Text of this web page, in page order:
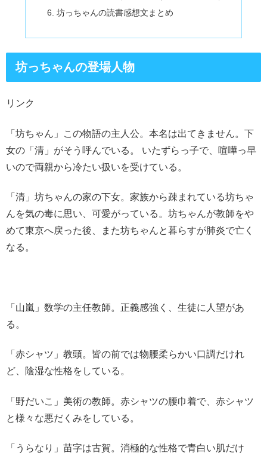
坊っちゃんの読書感想文まとめ
坊っちゃんの登場人物
リンク
「坊ちゃん」この物語の主人公。本名は出てきません。下
女の「清」がそう呼んでいる。 いたずらっ子で、喧嘩っ早
いので両親から冷たい扱いを受けている。
「清」坊ちゃんの家の下女。家族から疎まれている坊ちゃ
んを気の毒に思い、可愛がっている。坊ちゃんが教師をや
めて東京へ戻った後、また坊ちゃんと暮らすが肺炎で亡く
なる。
「山嵐」数学の主任教師。正義感強く、生徒に人望があ
る。
「赤シャツ」教頭。皆の前では物腰柔らかい口調だけれ
ど、陰湿な性格をしている。
「野だいこ」美術の教師。赤シャツの腰巾着で、赤シャツ
と様々な悪だくみをしている。
「うらなり」苗字は古賀。消極的な性格で青白い肌だけ